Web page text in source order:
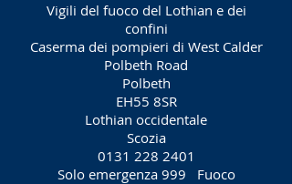
Vigili del fuoco del Lothian e dei
confini
Caserma dei pompieri di West Calder
Polbeth Road
Polbeth
EH55 8SR
Lothian occidentale
Scozia
0131 228 2401
Solo emergenza 999
Fuoco